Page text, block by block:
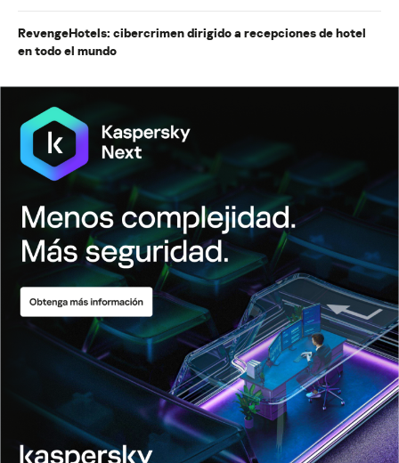
RevengeHotels: cibercrimen dirigido a recepciones de hotel
en todo el mundo